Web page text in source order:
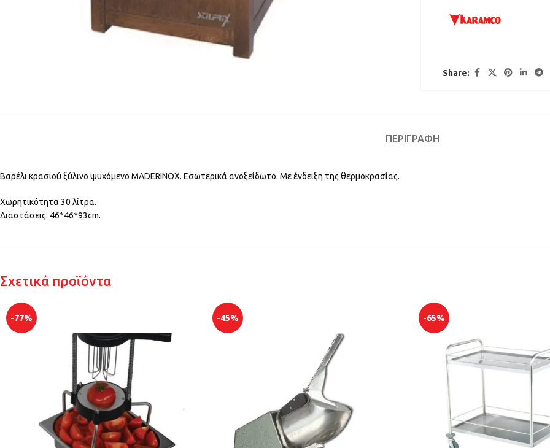
Share:
ΠΕΡΙΓΡΑΦΉ
Βαρέλι κρασιού ξύλινο ψυχόμενο MADERINOX. Εσωτερικά ανοξείδωτο. Με ένδειξη της θερμοκρασίας.
Χωρητικότητα 30 λίτρα.
Διαστάσεις: 46*46*93cm.
Σχετικά προϊόντα
-77% -45% -65%